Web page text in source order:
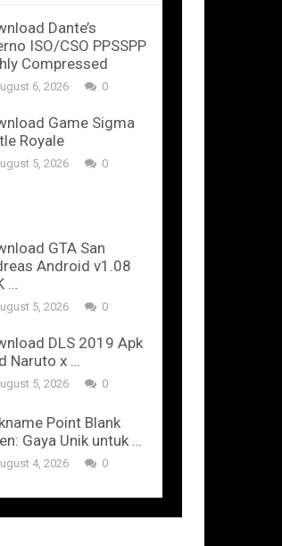
Dante’s
ISO/CSO PPSSPP
Compressed
6, 2026 0
Game Sigma
Royale
5, 2026 0
GTA San
Android v1.08
…
5, 2026 0
DLS 2019 Apk
Naruto x …
5, 2026 0
Point Blank
Gaya Unik untuk …
4, 2026 0